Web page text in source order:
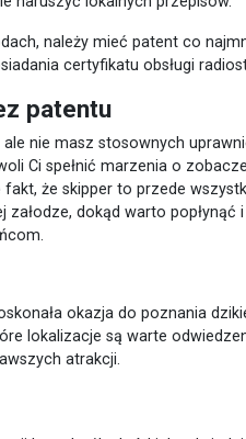
należy mieć patent co
certyfikatu obsługi
patentu
ale nie masz stosownych
Ci spełnić marzenia o
że skipper to przede
dokąd warto popłynąć
okazja do poznania
lokalizacje są warte
atrakcji.